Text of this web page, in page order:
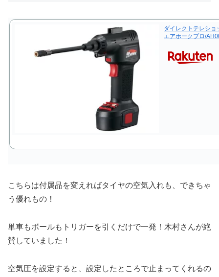
ダイレクトテレショ
エアホークプロ/
こちらは付属品を変えればタイヤの空気入れも、できちゃ
う優れもの！
単車もボールもトリガーを引くだけで一発！木村さんが絶
賛していました！
空気圧を設定すると、設定したところで止まってくれるの